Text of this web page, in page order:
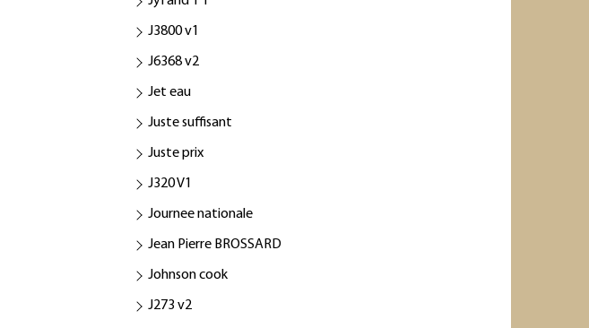
J3800 v1
J6368 v2
Jet eau
Juste suffisant
Juste prix
J320 V1
Journee nationale
Jean Pierre BROSSARD
Johnson cook
J273 v2